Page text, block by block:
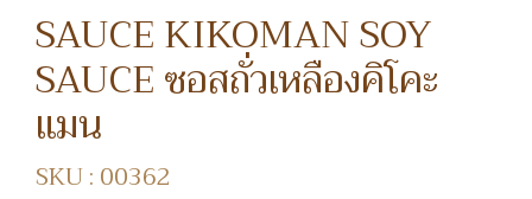
SAUCE KIKOMAN SOY
SAUCE ซอสถั่วเหลืองคิโคะ
แมน
SKU : 00362